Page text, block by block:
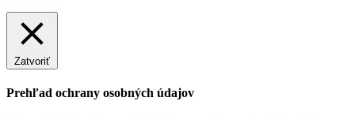
Zatvoriť
Prehľad ochrany osobných údajov